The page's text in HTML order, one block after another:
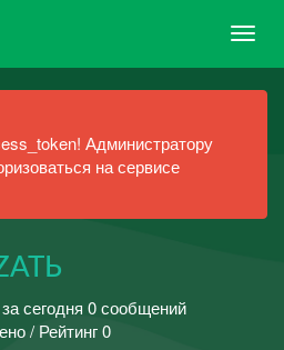
Администратору
на сервисе
сегодня 0 сообщений
/ Рейтинг 0